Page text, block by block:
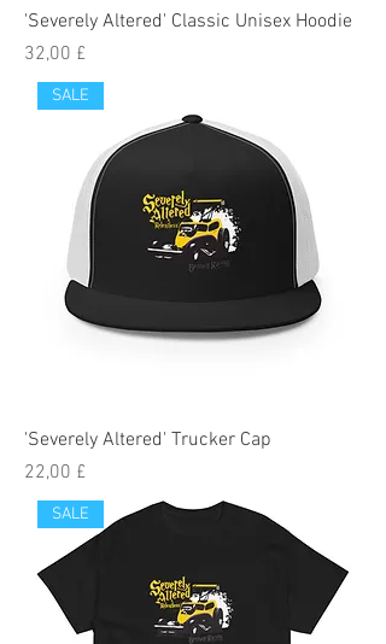
'Severely Altered' Classic Unisex Hoodie
Pris
32,00 £
SALE
'Severely Altered' Trucker Cap
Pris
22,00 £
SALE